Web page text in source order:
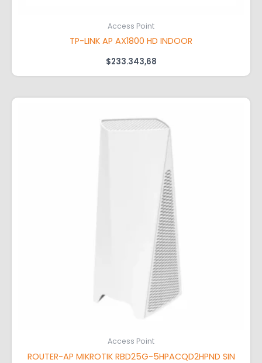
Access Point
TP-LINK AP AX1800 HD INDOOR
$233.343,68
Access Point
ROUTER-AP MIKROTIK RBD25G-5HPACQD2HPND SIN